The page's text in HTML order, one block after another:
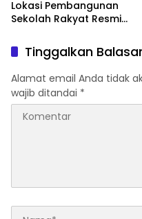
Lokasi Pembangunan
Sekolah Rakyat Resmi
Kota Jayapura
Tinggalkan
Alamat email Anda tidak
wajib ditandai *